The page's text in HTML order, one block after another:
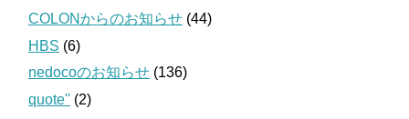
COLONからのお知らせ (44)
HBS (6)
nedocoのお知らせ (136)
quote'' (2)